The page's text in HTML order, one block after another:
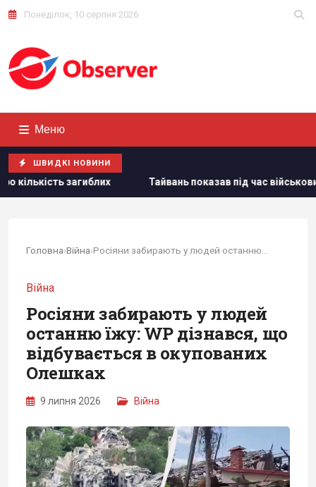
Понеділок, 10 серпня 2026
Меню
ШВИДКІ НОВИНИ
Тайвань показав під час військових навчань дрони,
Головна›Війна›
Війна
Росіяни забирають у людей
останню їжу: WP дізнався, що
відбувається в окупованих
Олешках
9 липня 2026 Війна